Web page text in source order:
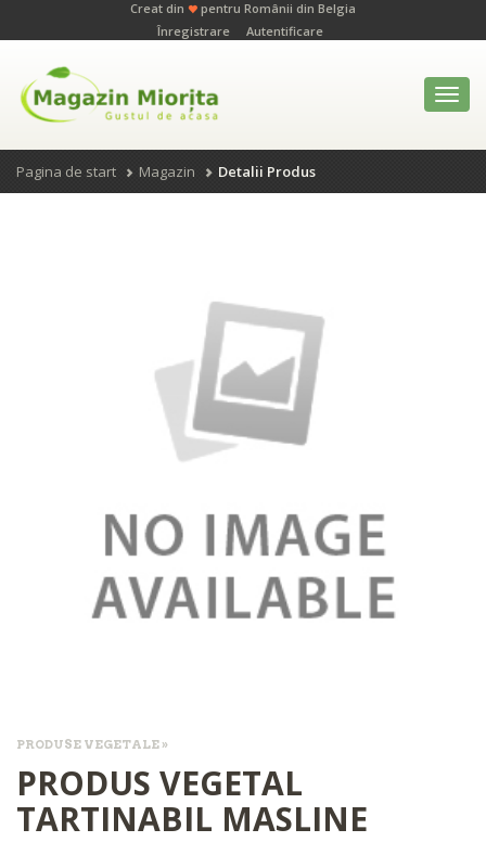
Creat din
pentru Românii din Belgia
Înregistrare
Autentificare
Pagina de start Magazin Detalii Produs
PRODUSE VEGETALE »
PRODUS VEGETAL
TARTINABIL MASLINE